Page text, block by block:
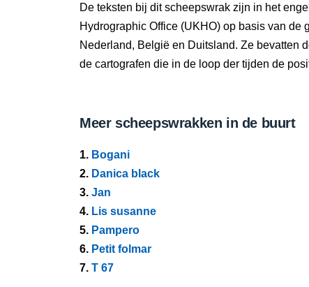
De teksten bij dit scheepswrak zijn in het
Hydrographic Office (UKHO) op basis van
Nederland, België en Duitsland. Ze bevatten
de cartografen die in de loop der tijden de
Meer scheepswrakken in de buurt
1. Bogani
2. Danica black
3. Jan
4. Lis susanne
5. Pampero
6. Petit folmar
7. T 67